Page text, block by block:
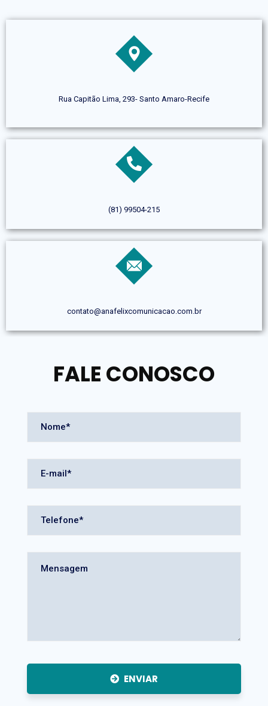
Rua Capitão Lima, 293- Santo Amaro-Recife
(81) 99504-215
contato@anafelixcomunicacao.com.br
FALE CONOSCO
ENVIAR